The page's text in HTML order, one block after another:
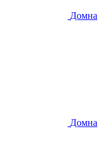
Домна
Домна